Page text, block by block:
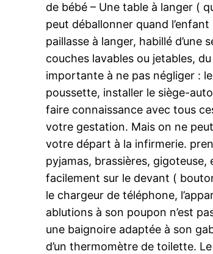
de bébé – Une table à langer (
peut déballonner quand
paillasse à langer, habillé
couches lavables ou jetables,
importante à ne pas négliger :
poussette, installer le siège-
faire connaissance avec tous
votre gestation. Mais on ne
votre départ à la infirmerie.
pyjamas, brassières,
facilement sur le devant (
le chargeur de téléphone,
ablutions à son poupon n’est
une baignoire adaptée à son
d’un thermomètre de toilette.